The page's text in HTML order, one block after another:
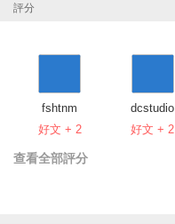
評分
fshtnm
好文 + 2
dcstudio
好文 + 2
查看全部評分